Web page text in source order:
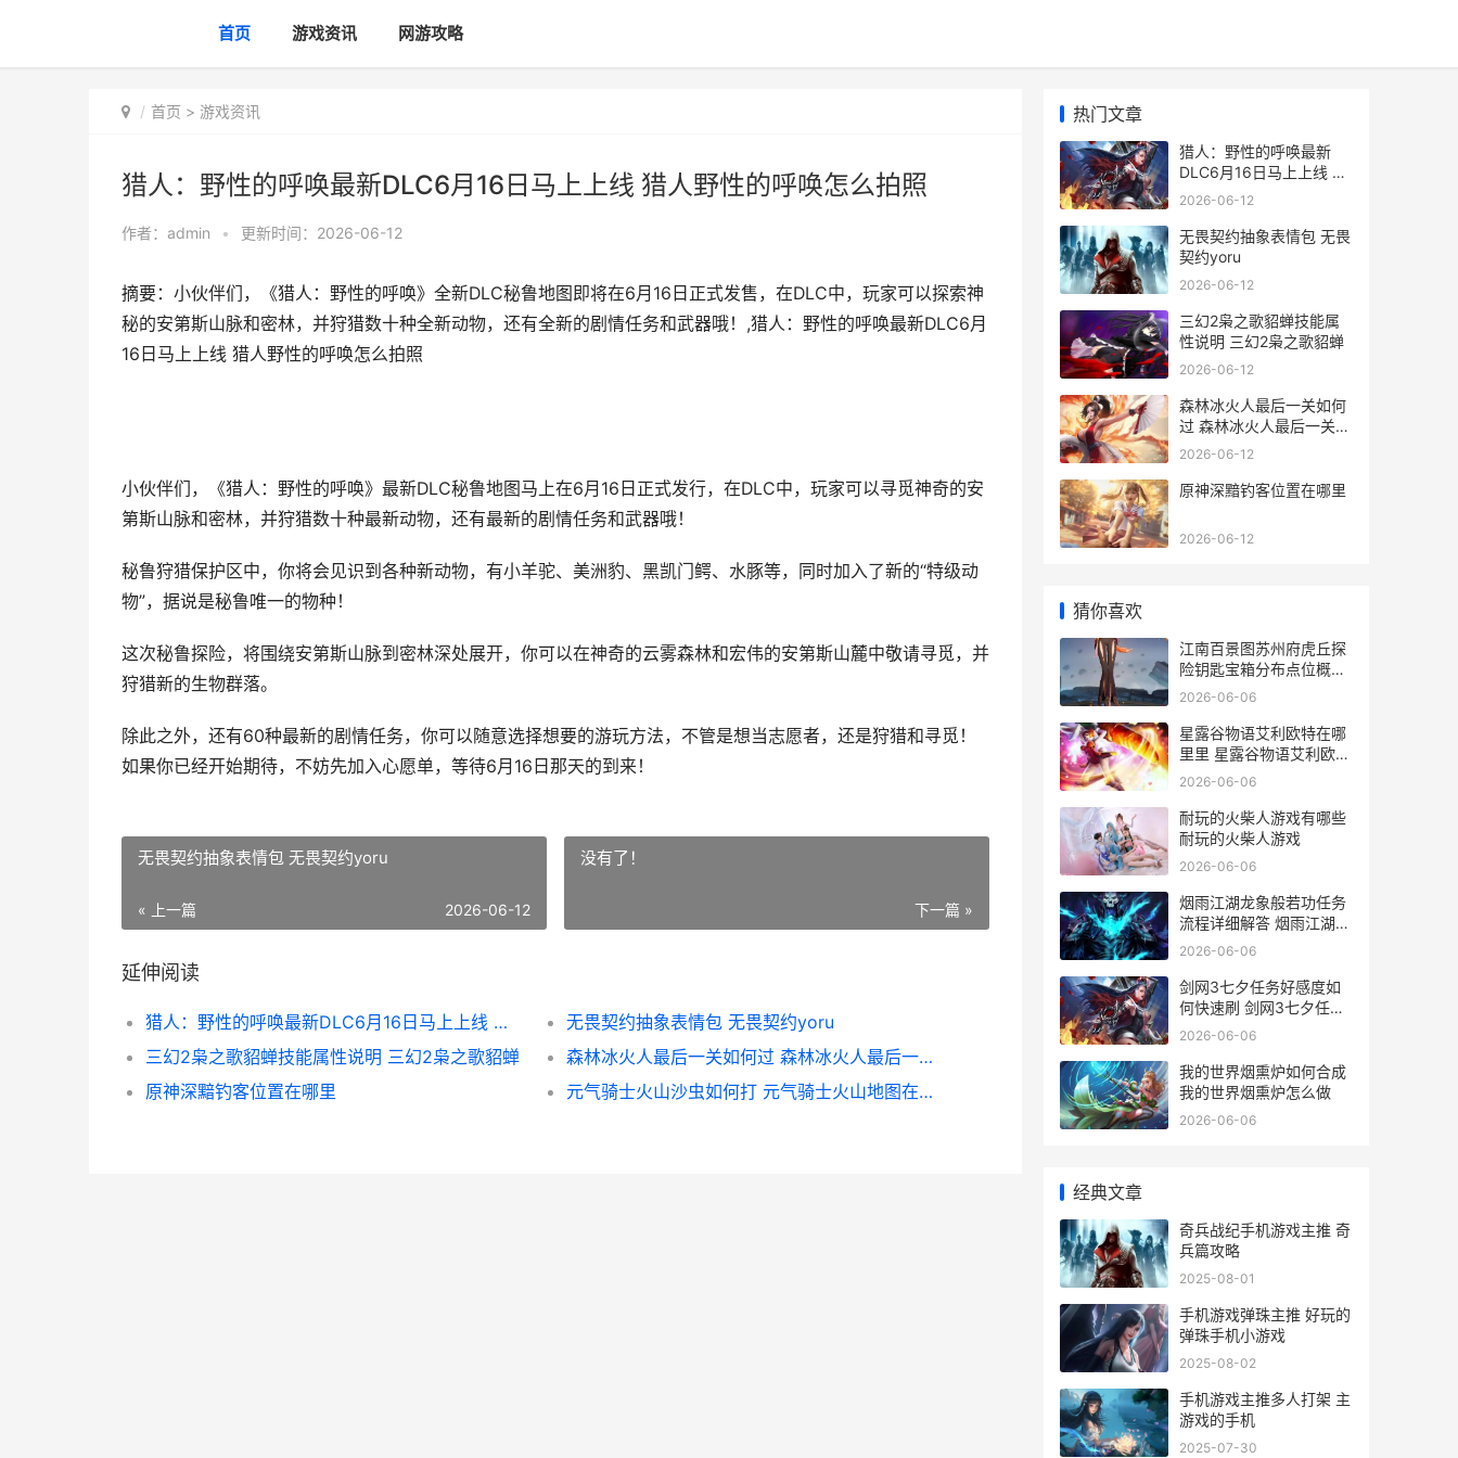
首页 游戏资讯 网游攻略
首页 > 游戏资讯
猎人：野性的呼唤最新DLC6月16日马上上线 猎人野性的呼唤怎么拍照
作者： admin • 更新时间：2026-06-12
摘要：小伙伴们，《猎人：野性的呼唤》全新DLC秘鲁地图即将在6月16日正式发售，在DLC中，玩家可以探索神
秘的安第斯山脉和密林，并狩猎数十种全新动物，还有全新的剧情任务和武器哦！,猎人：野性的呼唤最新DLC6月
16日马上上线 猎人野性的呼唤怎么拍照
小伙伴们，《猎人：野性的呼唤》最新DLC秘鲁地图马上在6月16日正式发行，在DLC中，玩家可以寻觅神奇的安
第斯山脉和密林，并狩猎数十种最新动物，还有最新的剧情任务和武器哦！
秘鲁狩猎保护区中，你将会见识到各种新动物，有小羊驼、美洲豹、黑凯门鳄、水豚等，同时加入了新的“特级动
物”，据说是秘鲁唯一的物种！
这次秘鲁探险，将围绕安第斯山脉到密林深处展开，你可以在神奇的云雾森林和宏伟的安第斯山麓中敬请寻觅，并
狩猎新的生物群落。
除此之外，还有60种最新的剧情任务，你可以随意选择想要的游玩方法，不管是想当志愿者，还是狩猎和寻觅！
如果你已经开始期待，不妨先加入心愿单，等待6月16日那天的到来！
无畏契约抽象表情包 无畏契约yoru
« 上一篇 2026-06-12
没有了！
下一篇 »
延伸阅读
猎人：野性的呼唤最新DLC6月16日马上上线 猎人野性的呼唤怎么拍照
无畏契约抽象表情包 无畏契约yoru
三幻2枭之歌貂蝉技能属性说明 三幻2枭之歌貂蝉
森林冰火人最后一关如何过 森林冰火人最后一关三个小球
原神深黯钓客位置在哪里
元气骑士火山沙虫如何打 元气骑士火山地图在第几关
热门文章
猎人：野性的呼唤最新
DLC6月16日马上上线 猎
人野性的呼唤怎么拍照
2026-06-12
无畏契约抽象表情包 无畏
契约yoru
2026-06-12
三幻2枭之歌貂蝉技能属
性说明 三幻2枭之歌貂蝉
2026-06-12
森林冰火人最后一关如何
过 森林冰火人最后一关三
个小球
2026-06-12
原神深黯钓客位置在哪里
2026-06-12
猜你喜欢
江南百景图苏州府虎丘探
险钥匙宝箱分布点位概括
江南百景图苏州芙蓉坞木
2026-06-06
星露谷物语艾利欧特在哪
里里 星露谷物语艾利欧特
家锁住了
2026-06-06
耐玩的火柴人游戏有哪些
耐玩的火柴人游戏
2026-06-06
烟雨江湖龙象般若功任务
流程详细解答 烟雨江湖龙
象般若功十三层
2026-06-06
剑网3七夕任务好感度如
何快速刷 剑网3七夕任务
时间
2026-06-06
我的世界烟熏炉如何合成
我的世界烟熏炉怎么做
2026-06-06
经典文章
奇兵战纪手机游戏主推 奇
兵篇攻略
2025-08-01
手机游戏弹珠主推 好玩的
弹珠手机小游戏
2025-08-02
手机游戏主推多人打架 主
游戏的手机
2025-07-30